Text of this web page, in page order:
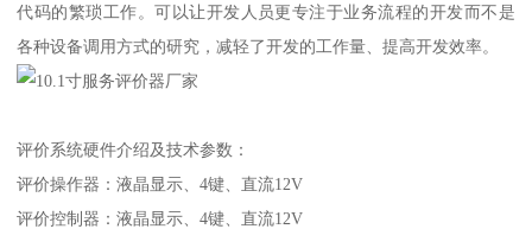
代码的繁琐工作。可以让开发人员更专注于业务流程的开发而不是
各种设备调用方式的研究，减轻了开发的工作量、提高开发效率。
评价系统硬件介绍及技术参数：
评价操作器：液晶显示、4键、直流12V
评价控制器：液晶显示、4键、直流12V